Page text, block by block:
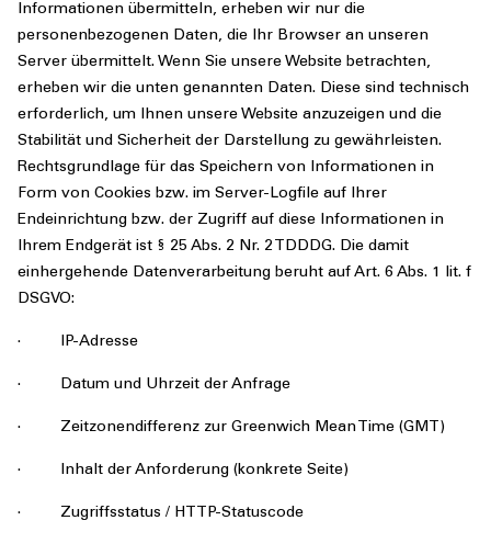
Informationen übermitteln, erheben wir nur die
personenbezogenen Daten, die Ihr Browser an unseren
Server übermittelt. Wenn Sie unsere Website betrachten,
erheben wir die unten genannten Daten. Diese sind technisch
erforderlich, um Ihnen unsere Website anzuzeigen und die
Stabilität und Sicherheit der Darstellung zu gewährleisten.
Rechtsgrundlage für das Speichern von Informationen in
Form von Cookies bzw. im Server-Logfile auf Ihrer
Endeinrichtung bzw. der Zugriff auf diese Informationen in
Ihrem Endgerät ist § 25 Abs. 2 Nr. 2 TDDDG. Die damit
einhergehende Datenverarbeitung beruht auf Art. 6 Abs. 1 lit. f
DSGVO:
· IP-Adresse
· Datum und Uhrzeit der Anfrage
· Zeitzonendifferenz zur Greenwich Mean Time (GMT)
· Inhalt der Anforderung (konkrete Seite)
· Zugriffsstatus / HTTP-Statuscode